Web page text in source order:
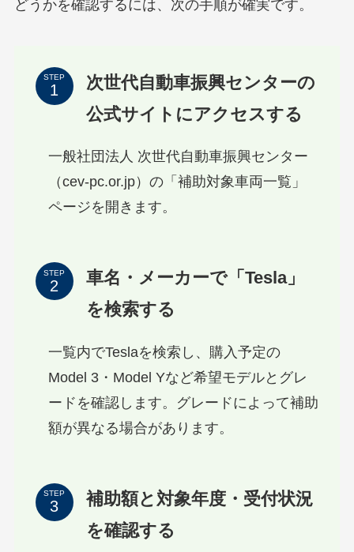
どうかを確認するには、次の手順が確実です。
STEP
次世代自動車振興センターの
公式サイトにアクセスする
一般社団法人 次世代自動車振興センター
（cev-pc.or.jp）の「補助対象車両一覧」
ページを開きます。
STEP
車名・メーカーで「Tesla」
を検索する
一覧内でTeslaを検索し、購入予定の
Model 3・Model Yなど希望モデルとグレ
ードを確認します。グレードによって補助
額が異なる場合があります。
STEP
補助額と対象年度・受付状況
を確認する